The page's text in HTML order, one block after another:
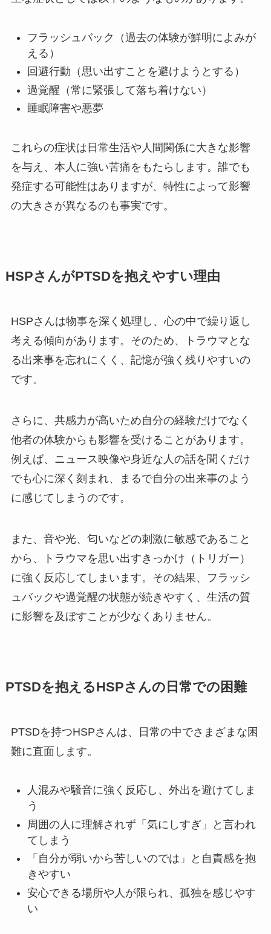
フラッシュバック（過去の体験が鮮明によみが
える）
回避行動（思い出すことを避けようとする）
過覚醒（常に緊張して落ち着けない）
睡眠障害や悪夢
これらの症状は日常生活や人間関係に大きな影響
を与え、本人に強い苦痛をもたらします。誰でも
発症する可能性はありますが、特性によって影響
の大きさが異なるのも事実です。
HSPさんがPTSDを抱えやすい理由
HSPさんは物事を深く処理し、心の中で繰り返し
考える傾向があります。そのため、トラウマとな
る出来事を忘れにくく、記憶が強く残りやすいの
です。
さらに、共感力が高いため自分の経験だけでなく
他者の体験からも影響を受けることがあります。
例えば、ニュース映像や身近な人の話を聞くだけ
でも心に深く刻まれ、まるで自分の出来事のよう
に感じてしまうのです。
また、音や光、匂いなどの刺激に敏感であること
から、トラウマを思い出すきっかけ（トリガー）
に強く反応してしまいます。その結果、フラッシ
ュバックや過覚醒の状態が続きやすく、生活の質
に影響を及ぼすことが少なくありません。
PTSDを抱えるHSPさんの日常での困難
PTSDを持つHSPさんは、日常の中でさまざまな困
難に直面します。
人混みや騒音に強く反応し、外出を避けてしま
う
周囲の人に理解されず「気にしすぎ」と言われ
てしまう
「自分が弱いから苦しいのでは」と自責感を抱
きやすい
安心できる場所や人が限られ、孤独を感じやす
い